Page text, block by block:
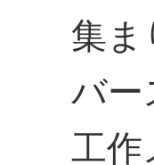
集ま
バ
工作